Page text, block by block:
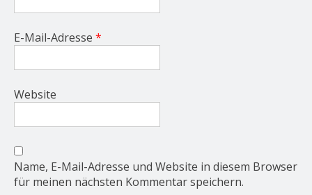
E-Mail-Adresse *
Website
Name, E-Mail-Adresse und Website in diesem Browser
für meinen nächsten Kommentar speichern.